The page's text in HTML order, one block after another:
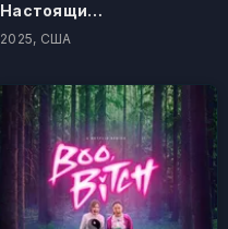
Настоящий герой
2025, США